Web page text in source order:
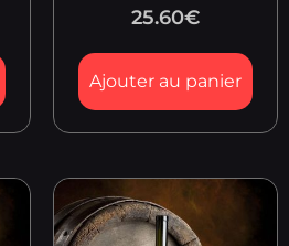
25.60€
Ajouter au panier